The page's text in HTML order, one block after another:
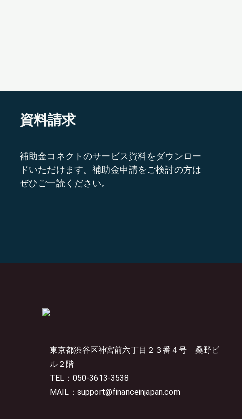
資料請求
補助金コネクトのサービス資料をダウンロー
ドいただけます。補助金申請をご検討の方は
ぜひご一読ください。
東京都渋谷区神宮前六丁目２３番４号 桑野ビ
ル２階
TEL：050-3613-3538
MAIL：support@financeinjapan.com